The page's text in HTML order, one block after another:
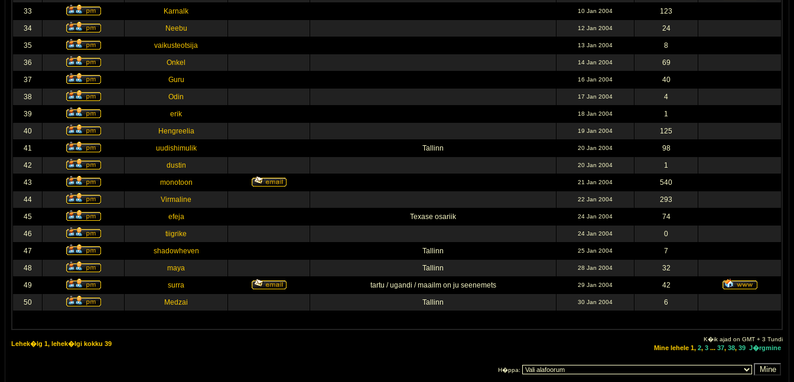
33 Karnalk 10 Jan 2004 123
34 Neebu 12 Jan 2004 24
35 vaikusteotsija 13 Jan 2004 8
36 Onkel 14 Jan 2004 69
37 Guru 16 Jan 2004 40
38 Odin 17 Jan 2004 4
39 erik 18 Jan 2004 1
40 Hengreelia 19 Jan 2004 125
41 uudishimulik Tallinn 20 Jan 2004 98
42 dustin 20 Jan 2004 1
43 monotoon 21 Jan 2004 540
44 Virmaline 22 Jan 2004 293
45 efeja Texase osariik 24 Jan 2004 74
46 tiigrike 24 Jan 2004 0
47 shadowheven Tallinn 25 Jan 2004 7
48 maya Tallinn 28 Jan 2004 32
49 surra tartu / ugandi / maailm on ju seenemets 29 Jan 2004 42
50 Medzai Tallinn 30 Jan 2004 6
Lehek�lg 1, lehek�lgi kokku 39
K�ik ajad on GMT + 3 Tundi
Mine lehele 1, 2, 3 ... 37, 38, 39 J�rgmine
H�ppa: